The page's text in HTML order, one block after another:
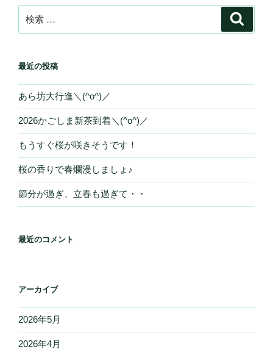
索:
最近の投稿
あら坊大行進＼(^o^)／
2026かごしま新茶到着＼(^o^)／
もうすぐ桜が咲きそうです！
桜の香りで春爛漫しましょ♪
節分が過ぎ、立春も過ぎて・・
最近のコメント
アーカイブ
2026年5月
2026年4月